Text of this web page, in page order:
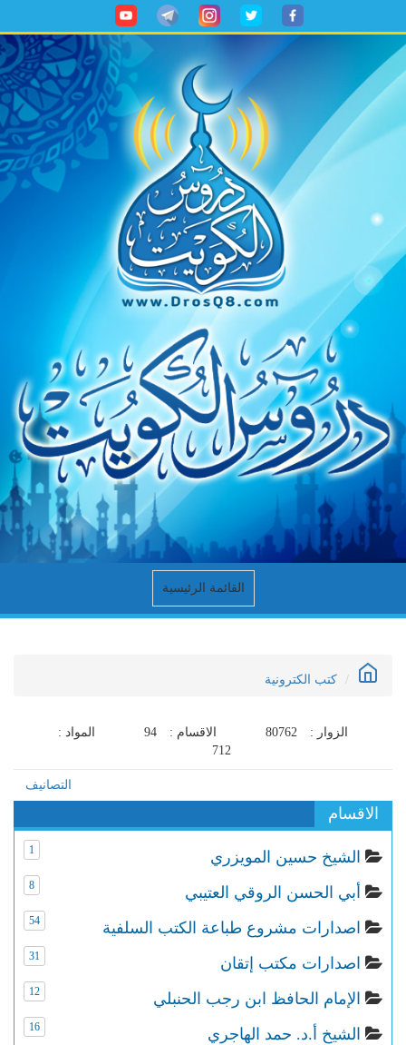
القائمة الرئيسية
كتب الكترونية
الزوار : 80762 الاقسام : 94
المواد :
712
التصانيف
الاقسام
الشيخ حسين المويزري 1
أبي الحسن الروقي العتيبي 8
اصدارات مشروع طباعة الكتب السلفية 54
اصدارات مكتب إتقان 31
الإمام الحافظ ابن رجب الحنبلي 12
الشيخ أ.د. حمد الهاجري 16